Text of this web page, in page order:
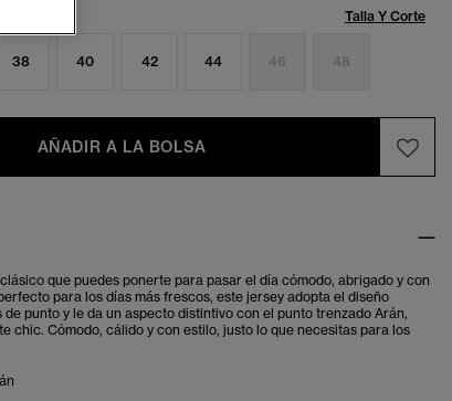
Talla Y Corte
38 40 42 44 46 48
AÑADIR A LA BOLSA
que puedes ponerte para pasar el día cómodo, abrigado y con
para los días más frescos, este jersey adopta el diseño
punto y le da un aspecto distintivo con el punto trenzado Arán,
chic. Cómodo, cálido y con estilo, justo lo que necesitas para los